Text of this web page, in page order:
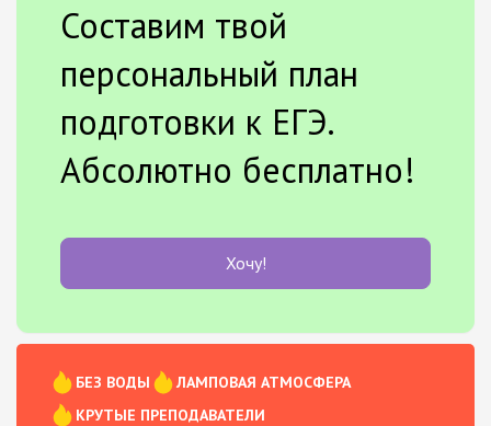
Составим твой
персональный план
подготовки к ЕГЭ.
Абсолютно бесплатно!
Хочу!
БЕЗ ВОДЫ
ЛАМПОВАЯ АТМОСФЕРА
КРУТЫЕ ПРЕПОДАВАТЕЛИ